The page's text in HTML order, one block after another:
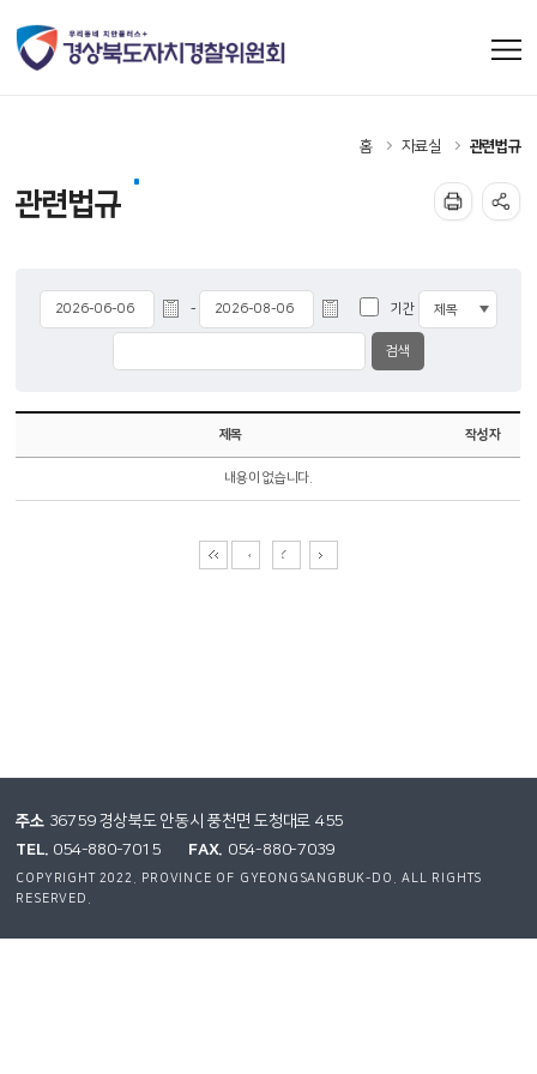
홈 자료실 관련법규
관련법규
- 기간
제목 작성자
내용이 없습니다.
주소36759 경상북도 안동시 풍천면 도청대로 455
TEL. 054-880-7015 FAX. 054-880-7039
COPYRIGHT 2022. PROVINCE OF GYEONGSANGBUK-DO. ALL RIGHTS
RESERVED.